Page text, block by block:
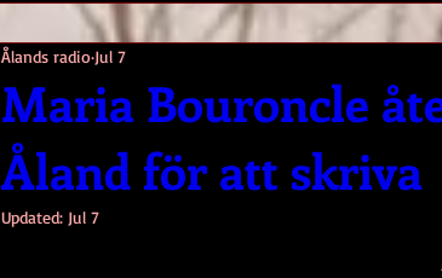
Maria Bouroncle
Åland för att skriva
Ålands radio Jul 7
Updated: Jul 7